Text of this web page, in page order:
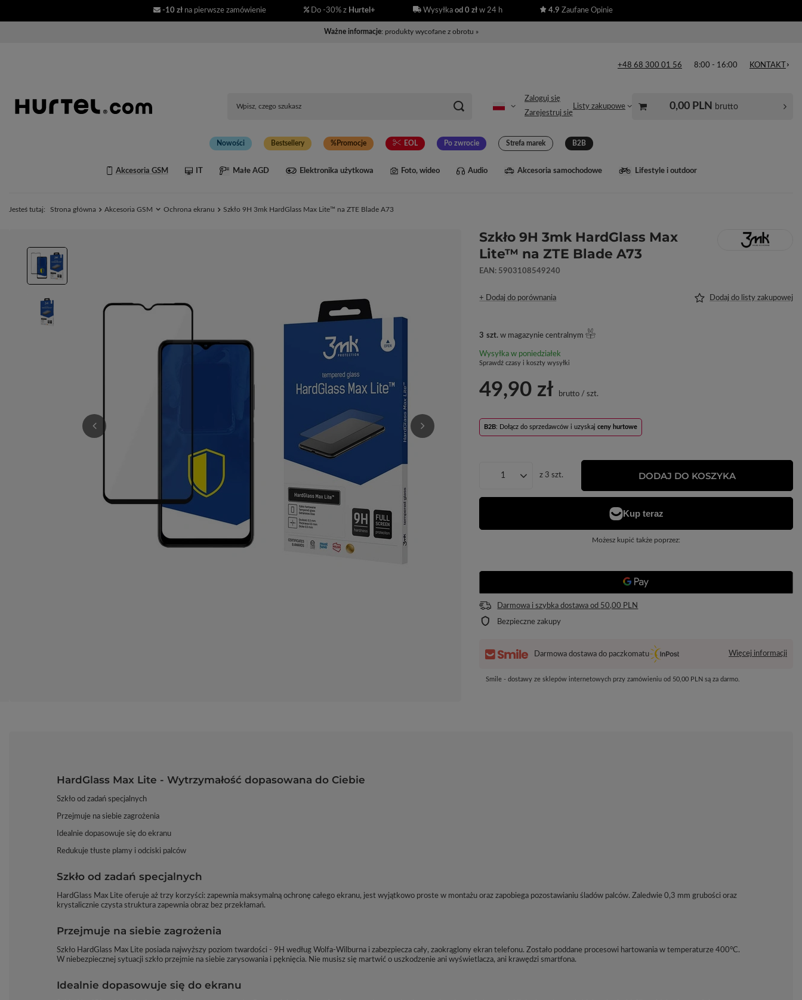
-10 zł na pierwsze zamówienie Do -30% z Hurtel+ Wysyłka od 0 złw 24 h 4.9 Zaufane Opinie
Ważne informacje: produkty wycofane z obrotu »
+48 68 300 01 56 8:00 - 16:00 KONTAKT
Zaloguj się
Zarejestruj się
Listy zakupowe 0,00 PLN brutto
Nowości Bestsellery Promocje EOL Po zwrocie Strefa marek B2B
Akcesoria GSM IT Małe AGD Elektronika użytkowa Foto, wideo Audio Akcesoria samochodowe Lifestyle i outdoor
Jesteś tutaj: Strona główna Akcesoria GSM Ochrona ekranu Szkło 9H 3mk HardGlass Max Lite™ na ZTE Blade A73
Szkło 9H 3mk HardGlass Max
Lite™ na ZTE Blade A73
EAN: 5903108549240
+ Dodaj do porównania Dodaj do listy zakupowej
3 szt. w magazynie centralnym
Wysyłkaw poniedziałek
Sprawdź czasy i koszty wysyłki
49,90 zł brutto /szt.
B2B: Dołącz do sprzedawców i uzyskajceny hurtowe
z3szt. DODAJ DO KOSZYKA
Możesz kupić także poprzez:
Darmowa i szybka dostawa od 50,00 PLN
Bezpieczne zakupy
Darmowa dostawa do paczkomatu Więcej informacji
Smile - dostawy ze sklepów internetowych przy zamówieniu od 50,00 PLN są za darmo.
HardGlass Max Lite - Wytrzymałość dopasowana do Ciebie
Szkło od zadań specjalnych
Przejmuje na siebie zagrożenia
Idealnie dopasowuje się do ekranu
Redukuje tłuste plamy i odciski palców
Szkło od zadań specjalnych
HardGlass Max Lite oferuje aż trzy korzyści: zapewnia maksymalną ochronę całego ekranu, jest wyjątkowo proste w montażu oraz zapobiega pozostawianiu śladów palców. Zaledwie 0,3 mm grubości oraz
krystalicznie czysta struktura zapewnia obraz bez przekłamań.
Przejmuje na siebie zagrożenia
Szkło HardGlass Max Lite posiada najwyższy poziom twardości - 9H według Wolfa-Wilburna i zabezpiecza cały, zaokrąglony ekran telefonu. Zostało poddane procesowi hartowania w temperaturze 400°C.
W niebezpiecznej sytuacji szkło przejmie na siebie zarysowania i pęknięcia. Nie musisz się martwić o uszkodzenie ani wyświetlacza, ani krawędzi smartfona.
Idealnie dopasowuje się do ekranu